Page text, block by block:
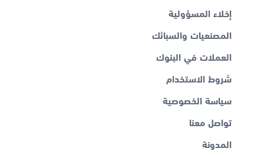
إخلاء المسؤولية
المصنعيات والسبائك
العملات في البنوك
شروط الاستخدام
سياسة الخصوصية
تواصل معنا
المدونة